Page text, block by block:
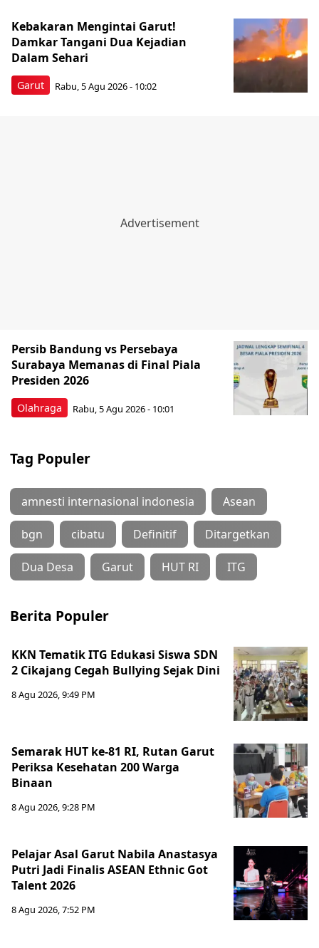
Garut
Kebakaran Mengintai Garut!
Damkar Tangani Dua Kejadian
Dalam Sehari
Rabu, 5 Agu 2026 - 10:02
Olahraga
Persib Bandung vs Persebaya
Surabaya Memanas di Final Piala
Presiden 2026
Rabu, 5 Agu 2026 - 10:01
Tag Populer
amnesti internasional indonesia Asean
bgn cibatu Definitif Ditargetkan
Dua Desa Garut HUT RI ITG
Berita Populer
KKN Tematik ITG Edukasi Siswa SDN
2 Cikajang Cegah Bullying Sejak Dini
8 Agu 2026, 9:49 PM
Semarak HUT ke-81 RI, Rutan Garut
Periksa Kesehatan 200 Warga
Binaan
8 Agu 2026, 9:28 PM
Pelajar Asal Garut Nabila Anastasya
Putri Jadi Finalis ASEAN Ethnic Got
Talent 2026
8 Agu 2026, 7:52 PM